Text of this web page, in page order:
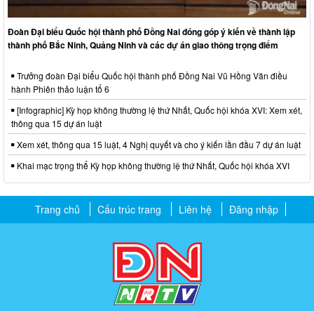
Đoàn Đại biểu Quốc hội thành phố Đồng Nai đóng góp ý kiến về thành lập
thành phố Bắc Ninh, Quảng Ninh và các dự án giao thông trọng điểm
Trưởng đoàn Đại biểu Quốc hội thành phố Đồng Nai Vũ Hồng Văn điều
hành Phiên thảo luận tổ 6
[Infographic] Kỳ họp không thường lệ thứ Nhất, Quốc hội khóa XVI: Xem xét,
thông qua 15 dự án luật
Xem xét, thông qua 15 luật, 4 Nghị quyết và cho ý kiến lần đầu 7 dự án luật
Khai mạc trọng thể Kỳ họp không thường lệ thứ Nhất, Quốc hội khóa XVI
Trang chủ Cấu trúc trang Liên hệ Đăng nhập